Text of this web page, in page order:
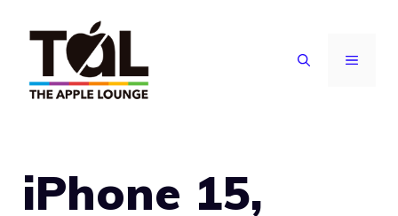
contenuto
MENU
iPhone 15,